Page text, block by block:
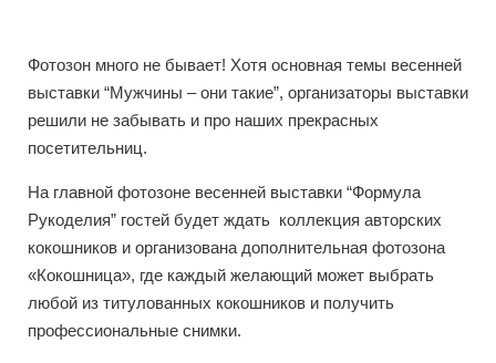
Фотозон много не бывает! Хотя основная темы весенней
выставки “Мужчины – они такие”, организаторы выставки
решили не забывать и про наших прекрасных
посетительниц.
На главной фотозоне весенней выставки “Формула
Рукоделия” гостей будет ждать коллекция авторских
кокошников и организована дополнительная фотозона
«Кокошница», где каждый желающий может выбрать
любой из титулованных кокошников и получить
профессиональные снимки.